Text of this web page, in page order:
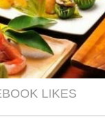
LIKES